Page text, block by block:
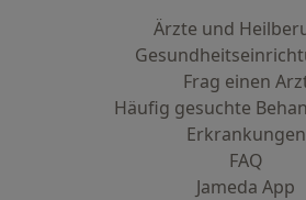
Ärzte und
Frag einen
Häufig gesuchte
Erkrankungen
FAQ
Jameda App